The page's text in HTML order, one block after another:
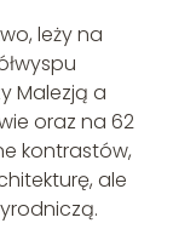
leży na
Malezją a
oraz na 62
kontrastów,
ale